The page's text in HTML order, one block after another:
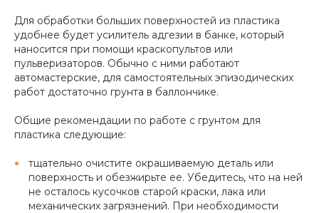
Для обработки больших поверхностей из пластика
удобнее будет усилитель адгезии в банке, который
наносится при помощи краскопультов или
пульверизаторов. Обычно с ними работают
автомастерские, для самостоятельных эпизодических
работ достаточно грунта в баллончике.
Общие рекомендации по работе с грунтом для
пластика следующие:
тщательно очистите окрашиваемую деталь или
поверхность и обезжирьте ее. Убедитесь, что на ней
не осталось кусочков старой краски, лака или
механических загрязнений. При необходимости